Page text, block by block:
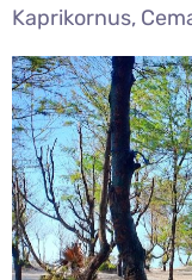
Kaprikornus,